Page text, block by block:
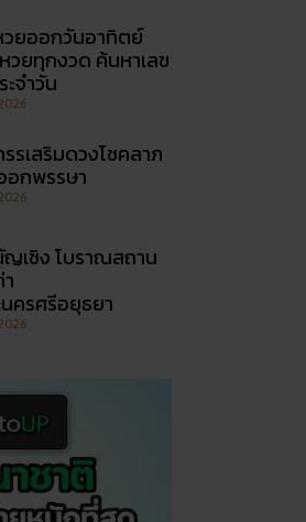
ยออกวันอาทิตย์
วยทุกงวด ค้นหาเลข
จำวัน
รเสริมดวงโชคลาภ
อกพรรษา
เชิง โบราณสถาน
ครศรีอยุธยา